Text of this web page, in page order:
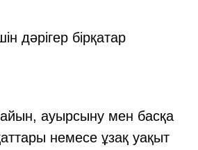
дәрігер бірқатар
ауырсыну мен басқа
немесе ұзақ уақыт